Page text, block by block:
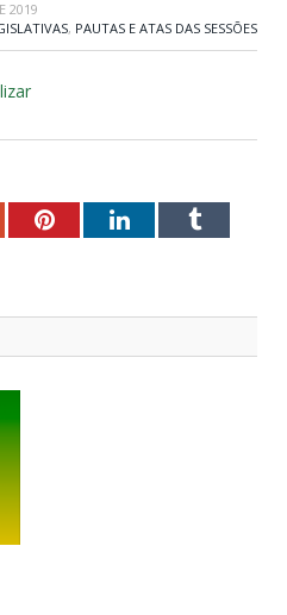
2019
, PAUTAS E ATAS DAS SESSÕES
PinterestLinkedInTumblr